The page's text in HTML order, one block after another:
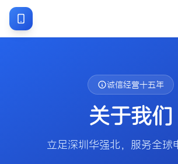
诚信经营十五年
关于我们
立足深圳华强北，服务全球